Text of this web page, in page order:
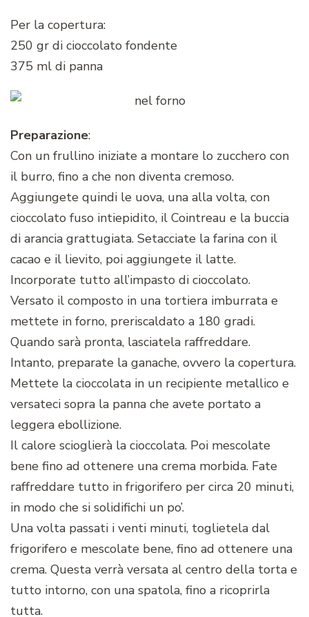
Per la copertura:
250 gr di cioccolato fondente
375 ml di panna
Preparazione:
Con un frullino iniziate a montare lo zucchero con
il burro, fino a che non diventa cremoso.
Aggiungete quindi le uova, una alla volta, con
cioccolato fuso intiepidito, il Cointreau e la buccia
di arancia grattugiata. Setacciate la farina con il
cacao e il lievito, poi aggiungete il latte.
Incorporate tutto all’impasto di cioccolato.
Versato il composto in una tortiera imburrata e
mettete in forno, preriscaldato a 180 gradi.
Quando sarà pronta, lasciatela raffreddare.
Intanto, preparate la ganache, ovvero la copertura.
Mettete la cioccolata in un recipiente metallico e
versateci sopra la panna che avete portato a
leggera ebollizione.
Il calore scioglierà la cioccolata. Poi mescolate
bene fino ad ottenere una crema morbida. Fate
raffreddare tutto in frigorifero per circa 20 minuti,
in modo che si solidifichi un po’.
Una volta passati i venti minuti, toglietela dal
frigorifero e mescolate bene, fino ad ottenere una
crema. Questa verrà versata al centro della torta e
tutto intorno, con una spatola, fino a ricoprirla
tutta.